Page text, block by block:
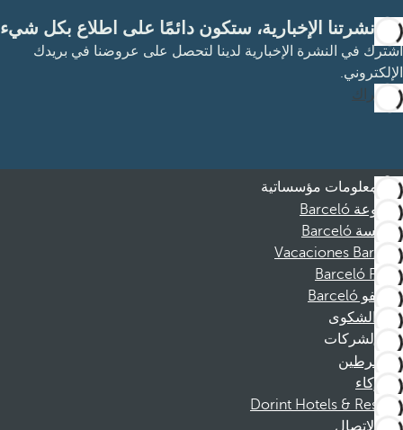
مع نشرتنا الإخبارية، ستكون دائمًا على اطلاع بكل شيء
اشترك في النشرة الإخبارية لدينا لتحصل على عروضنا في بريدك
الإلكتروني.
الاشتراك
معلومات مؤسساتية
مجموعة Barceló
مؤسسة Barceló
Vacaciones Barceló
Barceló Films
موظفو Barceló
قناة الشكوى
الشركات
المنخرطين
الشركاء
Dorint Hotels & Resorts
الاتصال